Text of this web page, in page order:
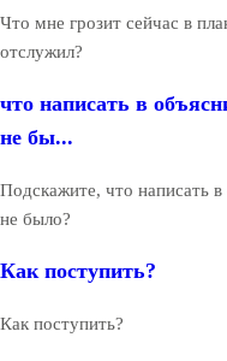
Что мне грозит сейчас в
отслужил?
что написать в
не бы...
Подскажите, что написать
не было?
Как поступить?
Как поступить?